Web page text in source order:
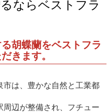
ならベストフラ
胡蝶蘭をベストフラ
きます。
は、豊かな自然と工業都
辺が整備され、フチュー